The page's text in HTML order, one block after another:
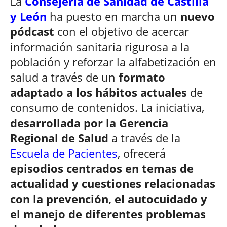
y León ha puesto en marcha un nuevo
pódcast con el objetivo de acercar
información sanitaria rigurosa a la
población y reforzar la alfabetización en
salud a través de un formato
adaptado a los hábitos actuales de
consumo de contenidos. La iniciativa,
desarrollada por la Gerencia
Regional de Salud a través de la
Escuela de Pacientes, ofrecerá
episodios centrados en temas de
actualidad y cuestiones relacionadas
con la prevención, el autocuidado y
el manejo de diferentes problemas